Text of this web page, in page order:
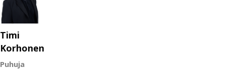
Timi
Korhonen
Puhuja